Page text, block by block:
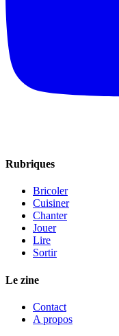
Rubriques
Bricoler
Cuisiner
Chanter
Jouer
Lire
Sortir
Le zine
Contact
A propos